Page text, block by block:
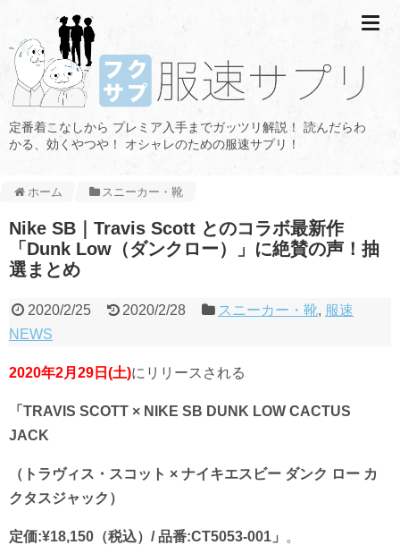
定番着こなしから プレミア入手までガッツリ解説！ 読んだらわ
かる、効くやつや！ オシャレのための服速サプリ！
ホーム スニーカー・靴
Nike SB｜Travis Scott とのコラボ最新作
「Dunk Low（ダンクロー）」に絶賛の声！抽
選まとめ
2020/2/25 2020/2/28 スニーカー・靴, 服速
NEWS
2020年2月29日(土)にリリースされる
「TRAVIS SCOTT × NIKE SB DUNK LOW CACTUS
JACK
（トラヴィス・スコット × ナイキエスビー ダンク ロー カ
クタスジャック）
定価:¥18,150（税込）/ 品番:CT5053-001」 。